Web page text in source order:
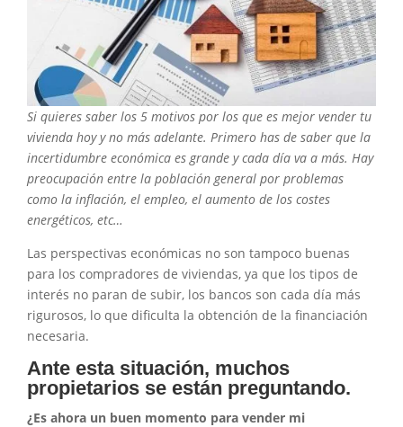
Si quieres saber los 5 motivos por los que es mejor vender tu
vivienda hoy y no más adelante. Primero has de saber que la
incertidumbre económica es grande y cada día va a más. Hay
preocupación entre la población general por problemas
como la inflación, el empleo, el aumento de los costes
energéticos, etc…
Las perspectivas económicas no son tampoco buenas
para los compradores de viviendas, ya que los tipos de
interés no paran de subir, los bancos son cada día más
rigurosos, lo que dificulta la obtención de la financiación
necesaria.
Ante esta situación, muchos
propietarios se están preguntando.
¿Es ahora un buen momento para vender mi